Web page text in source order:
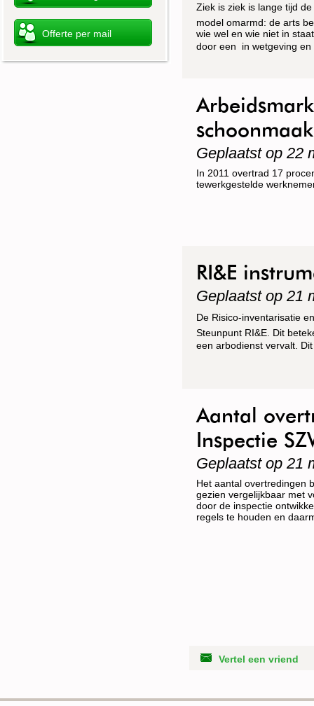
Ziek is ziek is lange tijd
model omarmd: de arts
wie wel en wie niet in
door een  in wetgeving
Geplaatst op 22
In 2011 overtrad 17
tewerkgestelde
RI&E
Geplaatst op 21
De Risico-inventarisatie
Steunpunt RI&E. Dit
een arbodienst vervalt.
Aantal
Inspectie
Geplaatst op 21
Het aantal overtredingen
gezien vergelijkbaar met
door de inspectie
regels te houden en
Vertel een vriend